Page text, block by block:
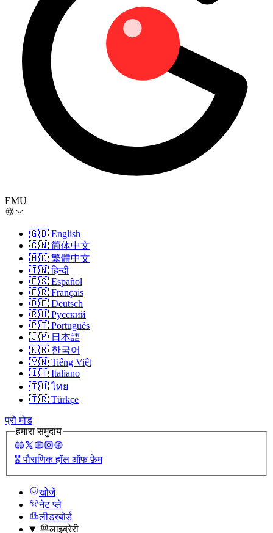
EMU
🇬🇧 English
🇨🇳 简体中文
🇭🇰 繁體中文
🇮🇳 हिन्दी
🇪🇸 Español
🇫🇷 Français
🇩🇪 Deutsch
🇷🇺 Русский
🇵🇹 Português
🇯🇵 日本語
🇰🇷 한국어
🇻🇳 Tiếng Việt
🇮🇹 Italiano
🇹🇭 ไทย
🇹🇷 Türkçe
प्रो मोड
हमारा समुदाय
🎖️पौराणिक हॉल ऑफ फ़ेम
खोजें
नेट प्ले
लीडरबोर्ड
लाइब्रेरी